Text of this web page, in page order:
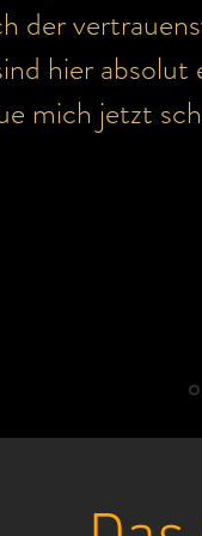
der
hier absolut
mich jetzt